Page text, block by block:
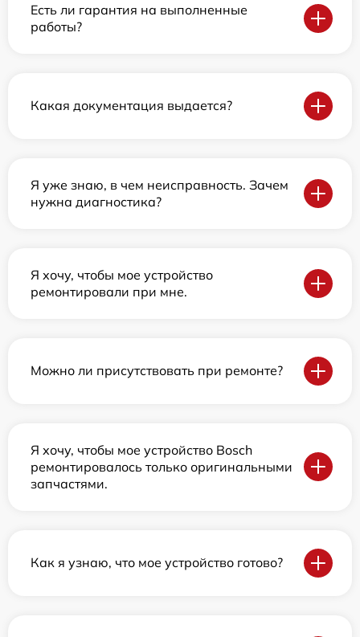
Есть ли гарантия на выполненные
работы?
Какая документация выдается?
Я уже знаю, в чем неисправность. Зачем
нужна диагностика?
Я хочу, чтобы мое устройство
ремонтировали при мне.
Можно ли присутствовать при ремонте?
Я хочу, чтобы мое устройство Bosch
ремонтировалось только оригинальными
запчастями.
Как я узнаю, что мое устройство готово?